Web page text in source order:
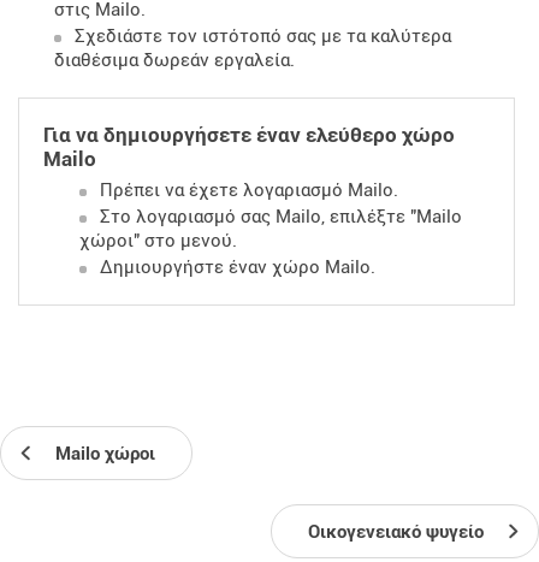
στις Mailo.
Σχεδιάστε τον ιστότοπό σας με τα καλύτερα
διαθέσιμα δωρεάν εργαλεία.
Για να δημιουργήσετε έναν ελεύθερο χώρο
Mailo
Πρέπει να έχετε λογαριασμό Mailo.
Στο λογαριασμό σας Mailo, επιλέξτε "Mailo
χώροι" στο μενού.
Δημιουργήστε έναν χώρο Mailo.
Mailo χώροι
Οικογενειακό ψυγείο